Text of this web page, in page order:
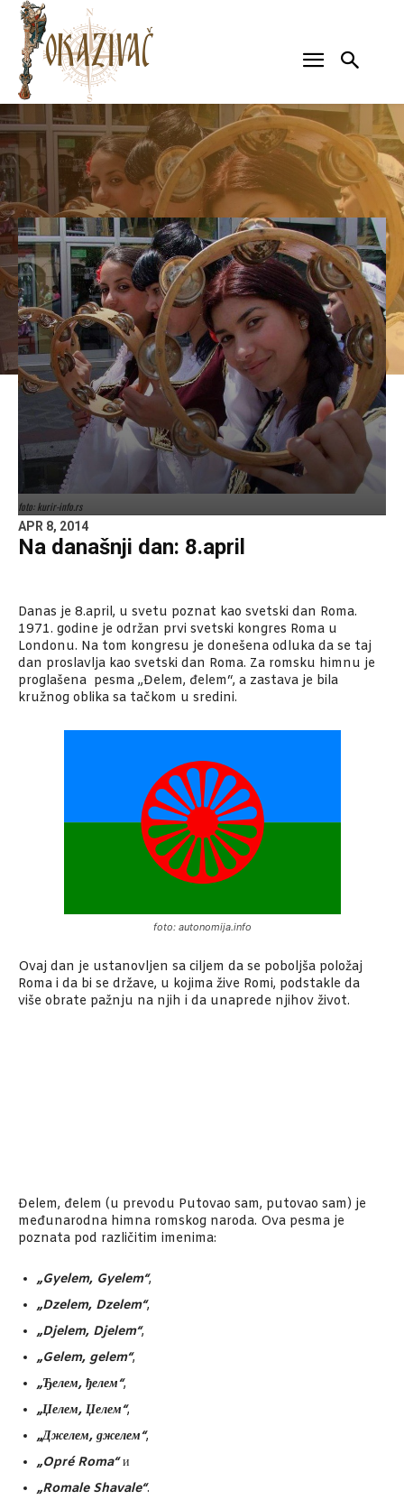
foto: kurir-info.rs
APR 8, 2014
Na današnji dan: 8.april
Danas je 8.april, u svetu poznat kao svetski dan Roma.
1971. godine je održan prvi svetski kongres Roma u
Londonu. Na tom kongresu je donešena odluka da se taj
dan proslavlja kao svetski dan Roma. Za romsku himnu je
proglašena pesma „Đelem, đelem“, a zastava je bila
kružnog oblika sa tačkom u sredini.
foto: autonomija.info
Ovaj dan je ustanovljen sa ciljem da se poboljša položaj
Roma i da bi se države, u kojima žive Romi, podstakle da
više obrate pažnju na njih i da unaprede njihov život.
Đelem, đelem (u prevodu Putovao sam, putovao sam) je
međunarodna himna romskog naroda. Ova pesma je
poznata pod različitim imenima:
„Gyelem, Gyelem“,
„Dzelem, Dzelem“,
„Djelem, Djelem“,
„Gelem, gelem“,
„Ђелем, ђелем“,
„Џелем, Џелем“,
„Джелем, джелем“,
„Opré Roma“и
„Romale Shavale“.